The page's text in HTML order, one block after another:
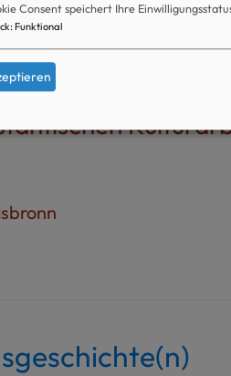
Consent speichert Ihre
: Funktional